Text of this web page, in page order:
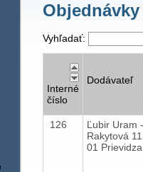
Objednávky
Vyhľadať:
Interné
číslo
Dodávateľ
126
Ľubir Uram
Rakytová
01 Prievidza